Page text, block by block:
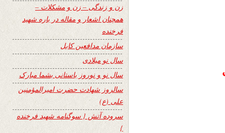
زن و زندگی – زن و مشکلات –
همچنان اشعار و مقاله در باره شهید
فرخنده
سازمان مدافعین کابل
سال نو میلادی
سال نو و نوروز باستانی بشما مبارک
سالروز شهادت حضرت امیرالمؤمنین
علی (ع)
سروده آتش { سوگنامه شهید فرخنده
}